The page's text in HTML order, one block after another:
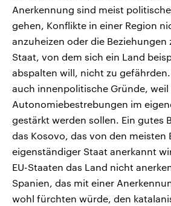
Anerkennung sind meist
gehen, Konflikte in einer Region
anzuheizen oder die
Staat, von dem sich ein Land
abspalten will, nicht zu
auch innenpolitische Gründe, weil
Autonomiebestrebungen im
gestärkt werden sollen. Ein gutes
das Kosovo, das von den meisten
eigenständiger Staat anerkannt
EU-Staaten das Land nicht
Spanien, das mit einer
wohl fürchten würde, den